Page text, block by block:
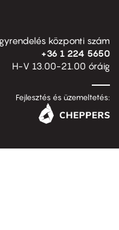
központi szám
+36 1 224 5650
H-V 13.00-21.00 óráig
Fejlesztés és üzemeltetés: